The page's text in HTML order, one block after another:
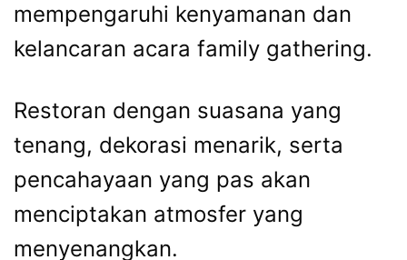
mempengaruhi kenyamanan dan
kelancaran acara family gathering.
Restoran dengan suasana yang
tenang, dekorasi menarik, serta
pencahayaan yang pas akan
menciptakan atmosfer yang
menyenangkan.